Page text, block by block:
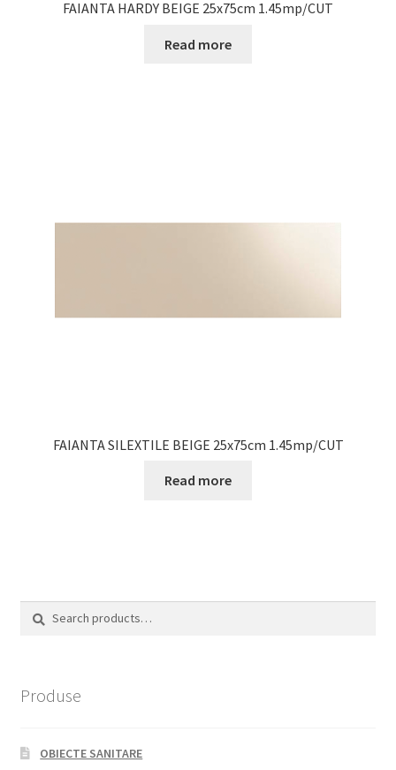
FAIANTA HARDY BEIGE 25x75cm 1.45mp/CUT
Read more
FAIANTA SILEXTILE BEIGE 25x75cm 1.45mp/CUT
Read more
Produse
OBIECTE SANITARE